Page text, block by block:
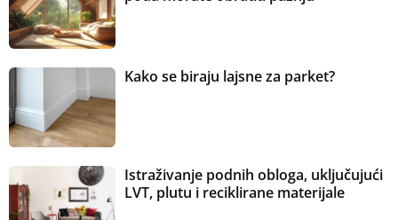
Kako se biraju lajsne za parket?
Istraživanje podnih obloga, uključujući
LVT, plutu i reciklirane materijale